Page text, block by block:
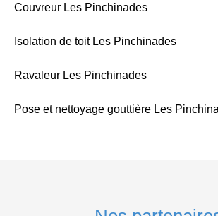
Couvreur Les Pinchinades
Isolation de toit Les Pinchinades
Ravaleur Les Pinchinades
Pose et nettoyage gouttière Les